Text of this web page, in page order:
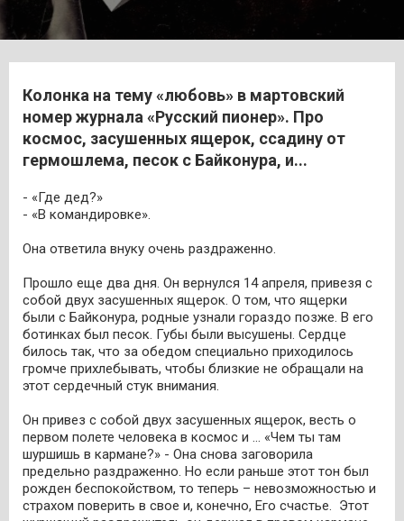
Колонка на тему «любовь» в мартовский
номер журнала «Русский пионер». Про
космос, засушенных ящерок, ссадину от
гермошлема, песок с Байконура, и...
- «Где дед?»
- «В командировке».
Она ответила внуку очень раздраженно.
Прошло еще два дня. Он вернулся 14 апреля, привезя с
собой двух засушенных ящерок. О том, что ящерки
были с Байконура, родные узнали гораздо позже. В его
ботинках был песок. Губы были высушены. Сердце
билось так, что за обедом специально приходилось
громче прихлебывать, чтобы близкие не обращали на
этот сердечный стук внимания.
Он привез с собой двух засушенных ящерок, весть о
первом полете человека в космос и … «Чем ты там
шуршишь в кармане?» - Она снова заговорила
предельно раздраженно. Но если раньше этот тон был
рожден беспокойством, то теперь – невозможностью и
страхом поверить в свое и, конечно, Его счастье. Этот